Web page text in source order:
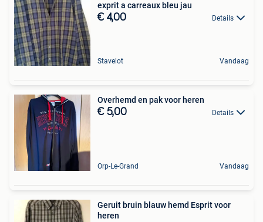
exprit a carreaux bleu jau
€ 4,00 Details
Stavelot Vandaag
Overhemd en pak voor heren
€ 5,00 Details
Orp-Le-Grand Vandaag
Geruit bruin blauw hemd Esprit voor
heren